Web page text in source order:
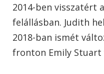
2014-ben visszatért
felállásban. Judith
2018-ban ismét
fronton Emily Stuart